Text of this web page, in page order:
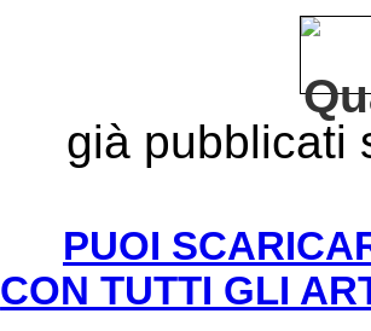
già pubblicati
PUOI
CON TUTTI GLI